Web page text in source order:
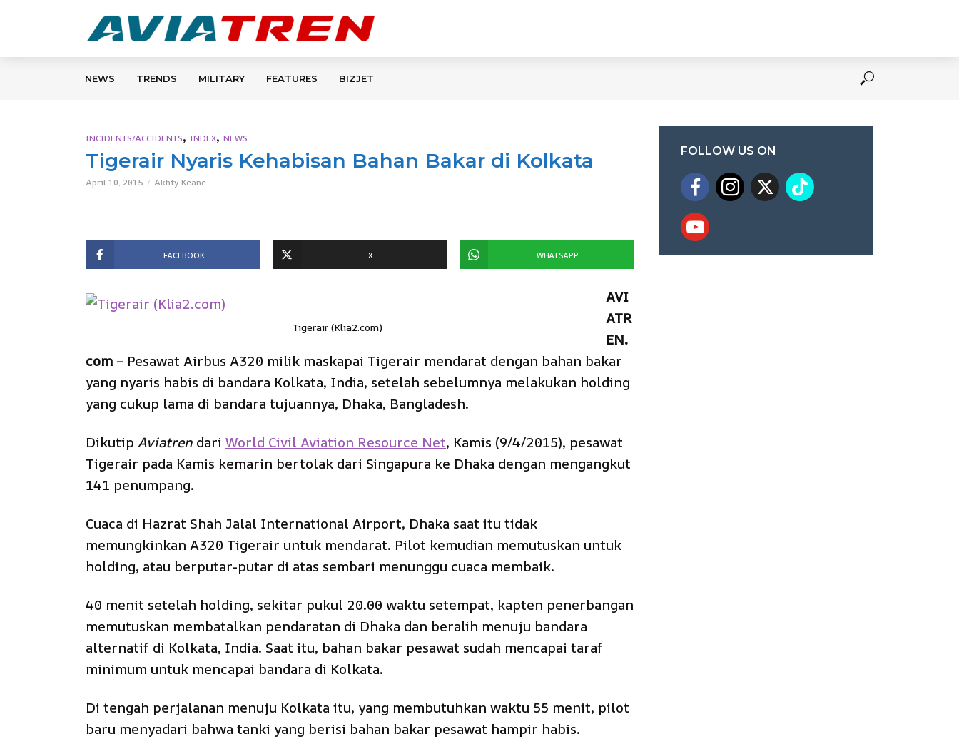
NEWS TRENDS MILITARY FEATURES BIZJET
INCIDENTS/ACCIDENTS, INDEX, NEWS
Tigerair Nyaris Kehabisan Bahan Bakar di Kolkata
April 10, 2015 Akhty Keane
FACEBOOK X WHATSAPP
Tigerair (Klia2.com)
AVI
ATR
EN.
com – Pesawat Airbus A320 milik maskapai Tigerair mendarat dengan bahan bakar
yang nyaris habis di bandara Kolkata, India, setelah sebelumnya melakukan holding
yang cukup lama di bandara tujuannya, Dhaka, Bangladesh.
Dikutip Aviatren dari World Civil Aviation Resource Net, Kamis (9/4/2015), pesawat
Tigerair pada Kamis kemarin bertolak dari Singapura ke Dhaka dengan mengangkut
141 penumpang.
Cuaca di Hazrat Shah Jalal International Airport, Dhaka saat itu tidak
memungkinkan A320 Tigerair untuk mendarat. Pilot kemudian memutuskan untuk
holding, atau berputar-putar di atas sembari menunggu cuaca membaik.
40 menit setelah holding, sekitar pukul 20.00 waktu setempat, kapten penerbangan
memutuskan membatalkan pendaratan di Dhaka dan beralih menuju bandara
alternatif di Kolkata, India. Saat itu, bahan bakar pesawat sudah mencapai taraf
minimum untuk mencapai bandara di Kolkata.
Di tengah perjalanan menuju Kolkata itu, yang membutuhkan waktu 55 menit, pilot
baru menyadari bahwa tanki yang berisi bahan bakar pesawat hampir habis.
FOLLOW US ON